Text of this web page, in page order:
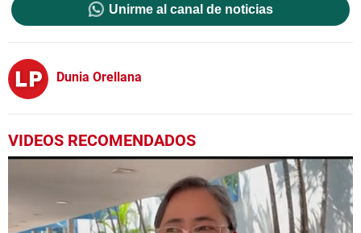
Unirme al canal de noticias
Dunia Orellana
VIDEOS RECOMENDADOS